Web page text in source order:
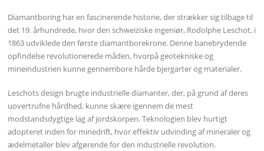
Diamantboring har en fascinerende historie, der strækker sig tilbage til
det 19. århundrede, hvor den schweiziske ingeniør, Rodolphe Leschot, i
1863 udviklede den første diamantborekrone. Denne banebrydende
opfindelse revolutionerede måden, hvorpå geotekniske og
mineindustrien kunne gennembore hårde bjergarter og materialer.
Leschots design brugte industrielle diamanter, der, på grund af deres
uovertrufne hårdhed, kunne skære igennem de mest
modstandsdygtige lag af jordskorpen. Teknologien blev hurtigt
adopteret inden for minedrift, hvor effektiv udvinding af mineraler og
ædelmetaller blev afgørende for den industrielle revolution.